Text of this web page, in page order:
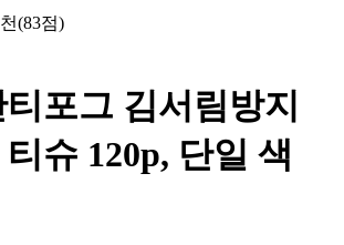
(83점)
포그 김서림방지
슈 120p, 단일 색